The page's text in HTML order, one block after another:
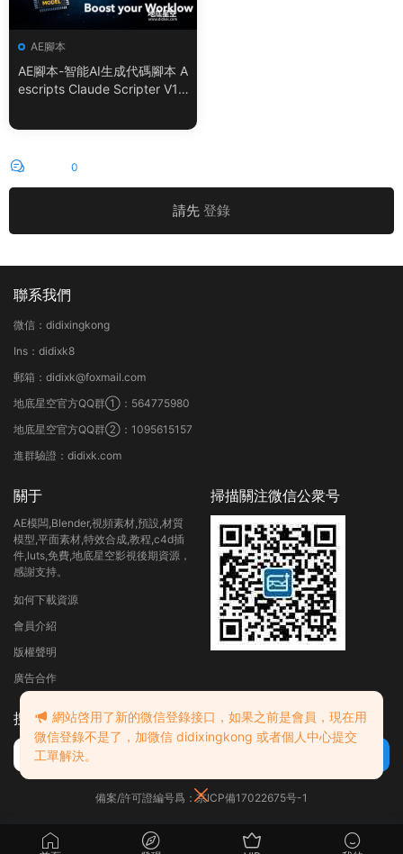
AE腳本
AE腳本-智能AI生成代碼腳本 A
escripts Claude Scripter V1.
0
請先 登錄
聯系我們
微信：didixingkong
Ins：didixk8
郵箱：didixk@foxmail.com
地底星空官方QQ群①：564775980
地底星空官方QQ群②：1095615157
進群驗證：didixk.com
關于
AE模闆,Blender,視頻素材,預設,材質
模型,平面素材,特效合成,教程,c4d插
件,luts,免費,地底星空影視後期資源，
感謝支持。
如何下載資源
會員介紹
版權聲明
廣告合作
掃描關注微信公衆号
搜索
備案/許可證編号爲：京ICP備17022675号-1
網站啓用了新的微信登錄接口，如果之前是會員，現在用
微信登錄不是了，加微信 didixingkong 或者個人中心提交
工單解決。